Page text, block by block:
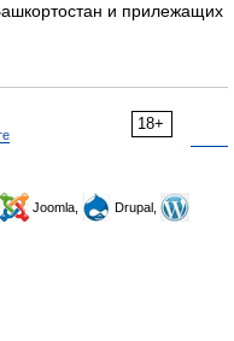
и прилежащих
18+
Joomla,
Drupal,